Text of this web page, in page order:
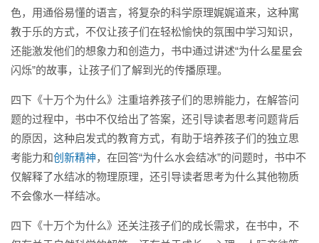
色，用通俗易懂的语言，将复杂的科学原理娓娓道来，这种寓
教于乐的方式，不仅让孩子们在轻松愉快的氛围中学习知识，
还能激发他们的想象力和创造力，书中通过讲述“为什么星星会
闪烁”的故事，让孩子们了解到光的传播原理。
四下《十万个为什么》注重培养孩子们的思辨能力，在解答问
题的过程中，书中不仅给出了答案，还引导读者思考问题背后
的原因，这种启发式的教育方式，有助于培养孩子们的独立思
考能力和创新精神，在回答“为什么水会结冰”的问题时，书中不
仅解释了水结冰的物理原理，还引导读者思考为什么其他物质
不会像水一样结冰。
四下《十万个为什么》还关注孩子们的成长需求，在书中，不